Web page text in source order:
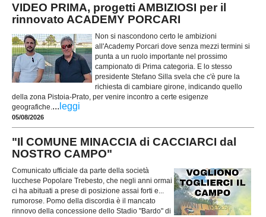
VIDEO PRIMA, progetti AMBIZIOSI per il
rinnovato ACADEMY PORCARI
Non si nascondono certo le ambizioni
all'Academy Porcari dove senza mezzi termini si
punta a un ruolo importante nel prossimo
campionato di Prima categoria. E lo stesso
presidente Stefano Silla svela che c'è pure la
richiesta di cambiare girone, indicando quello
della zona Pistoia-Prato, per venire incontro a certe esigenze
geografiche.... leggi
05/08/2026
"Il COMUNE MINACCIA di CACCIARCI dal
NOSTRO CAMPO"
Comunicato ufficiale da parte della società
lucchese Popolare Trebesto, che negli anni ormai
ci ha abituati a prese di posizione assai forti e...
rumorose. Pomo della discordia è il mancato
rinnovo della concessione dello Stadio "Bardo" di